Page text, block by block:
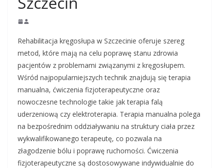
Rehabilitacja kręgosłupa w Szczecinie oferuje szereg
metod, które mają na celu poprawę stanu zdrowia
pacjentów z problemami związanymi z kręgosłupem.
Wśród najpopularniejszych technik znajdują się terapia
manualna, ćwiczenia fizjoterapeutyczne oraz
nowoczesne technologie takie jak terapia falą
uderzeniową czy elektroterapia. Terapia manualna polega
na bezpośrednim oddziaływaniu na struktury ciała przez
wykwalifikowanego terapeutę, co pozwala na
złagodzenie bólu i poprawę ruchomości. Ćwiczenia
fizjoterapeutyczne są dostosowywane indywidualnie do